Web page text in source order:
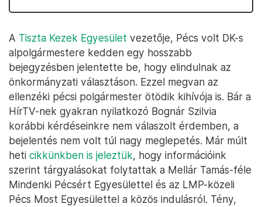
A Tiszta Kezek Egyesület vezetője, Pécs volt DK-s
alpolgármestere kedden egy hosszabb
bejegyzésben jelentette be, hogy elindulnak az
önkormányzati választáson. Ezzel megvan az
ellenzéki pécsi polgármester ötödik kihívója is. Bár a
HírTV-nek gyakran nyilatkozó Bognár Szilvia
korábbi kérdéseinkre nem válaszolt érdemben, a
bejelentés nem volt túl nagy meglepetés. Már múlt
heti cikkünkben is jeleztük, hogy információink
szerint tárgyalásokat folytattak a Mellár Tamás-féle
Mindenki Pécsért Egyesülettel és az LMP-közeli
Pécs Most Egyesülettel a közös indulásról. Tény,